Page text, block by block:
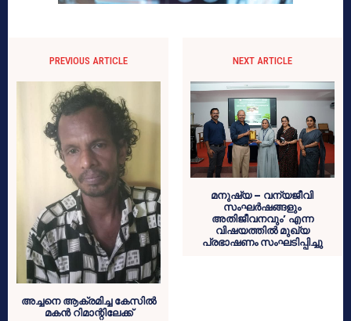
PREVIOUS ARTICLE
അച്ചനെ ആക്രമിച്ച കേസിൽ
മകൻ റിമാന്റിലേക്ക്
NEXT ARTICLE
മനുഷ്യ – വന്യജീവി
സംഘർഷങ്ങളും
അതിജീവനവും’ എന്ന
വിഷയത്തിൽ മുഖ്യ
പ്രഭാഷണം സംഘടിപ്പിച്ചു